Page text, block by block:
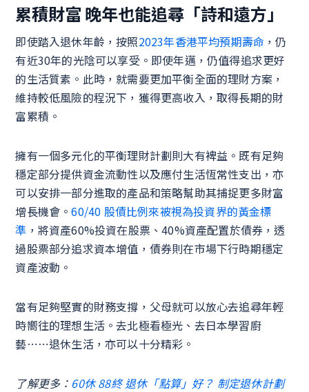
累積財富 晚年也能追尋「詩和遠方」
即使踏入退休年齡，按照2023年香港平均預期壽命 ，仍
有近30年的光陰可以享受。即使年邁，仍值得追求更好
的生活質素。此時，就需要更加平衡全面的理財方案，
維持較低風險的程況下，獲得更高收入，取得長期的財
富累積。
擁有一個多元化的平衡理財計劃則大有裨益。既有足夠
穩定部分提供資金流動性以及應付生活恆常性支出，亦
可以安排一部分進取的產品和策略幫助其捕捉更多財富
增長機會。60/40 股債比例來被視為投資界的黃金標
準 ，將資產60%投資在股票、40%資產配置於債券，透
過股票部分追求資本增值，債券則在市場下行時期穩定
資產波動。
當有足夠堅實的財務支撐，父母就可以放心去追尋年輕
時嚮往的理想生活。去北極看極光、去日本學習廚
藝⋯⋯退休生活，亦可以十分精彩。
了解更多： 60休 88終 退休「點算」好？ 制定退休計劃